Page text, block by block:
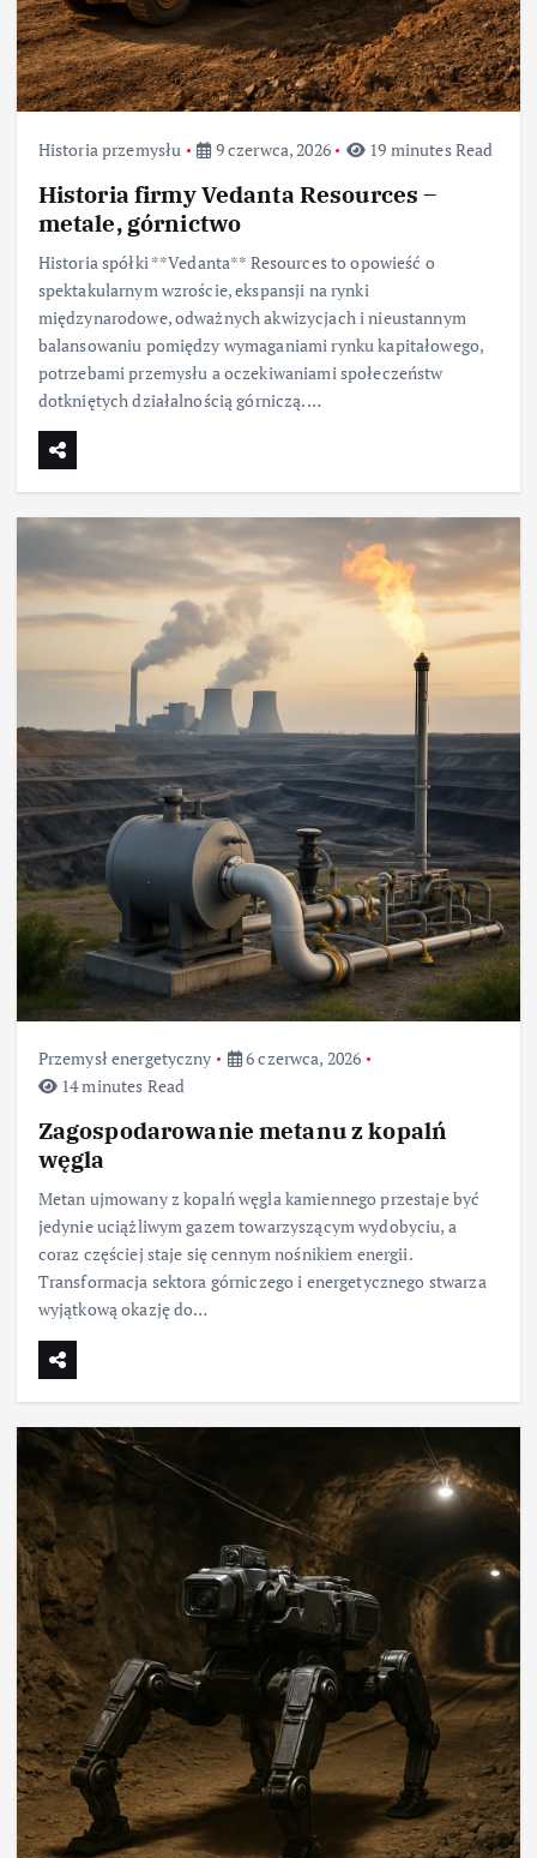
Historia przemysłu 9 czerwca, 2026 19 minutes Read
Historia firmy Vedanta Resources –
metale, górnictwo
Historia spółki **Vedanta** Resources to opowieść o
spektakularnym wzroście, ekspansji na rynki
międzynarodowe, odważnych akwizycjach i nieustannym
balansowaniu pomiędzy wymaganiami rynku kapitałowego,
potrzebami przemysłu a oczekiwaniami społeczeństw
dotkniętych działalnością górniczą.…
Przemysł energetyczny
6 czerwca, 2026
14 minutes Read
Zagospodarowanie metanu z kopalń
węgla
Metan ujmowany z kopalń węgla kamiennego przestaje być
jedynie uciążliwym gazem towarzyszącym wydobyciu, a
coraz częściej staje się cennym nośnikiem energii.
Transformacja sektora górniczego i energetycznego stwarza
wyjątkową okazję do…